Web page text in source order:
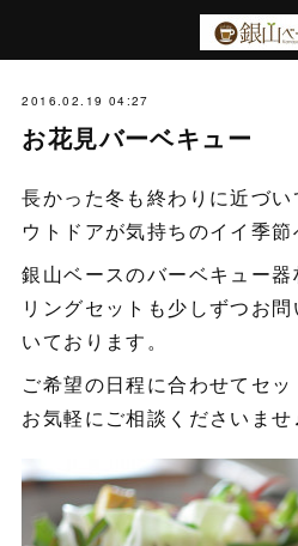
2016.02.19 04:27
お花見バーベキュー
長かった冬も終わりに近づ
ウトドアが気持ちのイイ季
銀山ベースのバーベキュー
リングセットも少しずつお
いております。
ご希望の日程に合わせてセ
お気軽にご相談くださいま